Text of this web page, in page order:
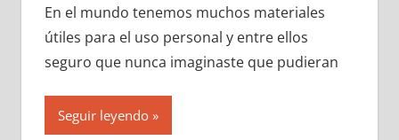
En el mundo tenemos muchos materiales
útiles para el uso personal y entre ellos
seguro que nunca imaginaste que pudieran
Seguir leyendo